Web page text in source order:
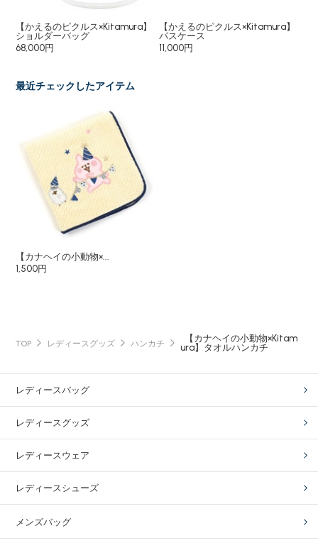
【かえるのピクルス×Kitamura】
ショルダーバッグ
68,000円
【かえるのピクルス×Kitamura】
パスケース
11,000円
最近チェックしたアイテム
【カナヘイの小動物×...
1,500円
TOP レディースグッズ ハンカチ
【カナヘイの小動物×Kitam
ura】タオルハンカチ
レディースバッグ
レディースグッズ
レディースウェア
レディースシューズ
メンズバッグ